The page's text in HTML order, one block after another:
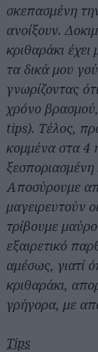
σκεπασμένη
ανοίξουν.
κριθαράκι
τα δικά μου
γνωρίζοντας
χρόνο
tips). Τέλος,
κομμένα στα 4
Αποσύρουμε
μαγειρευτούν
τρίβουμε
εξαιρετικό
αμέσως, γιατί
κριθαράκι,
γρήγορα, με
Tips